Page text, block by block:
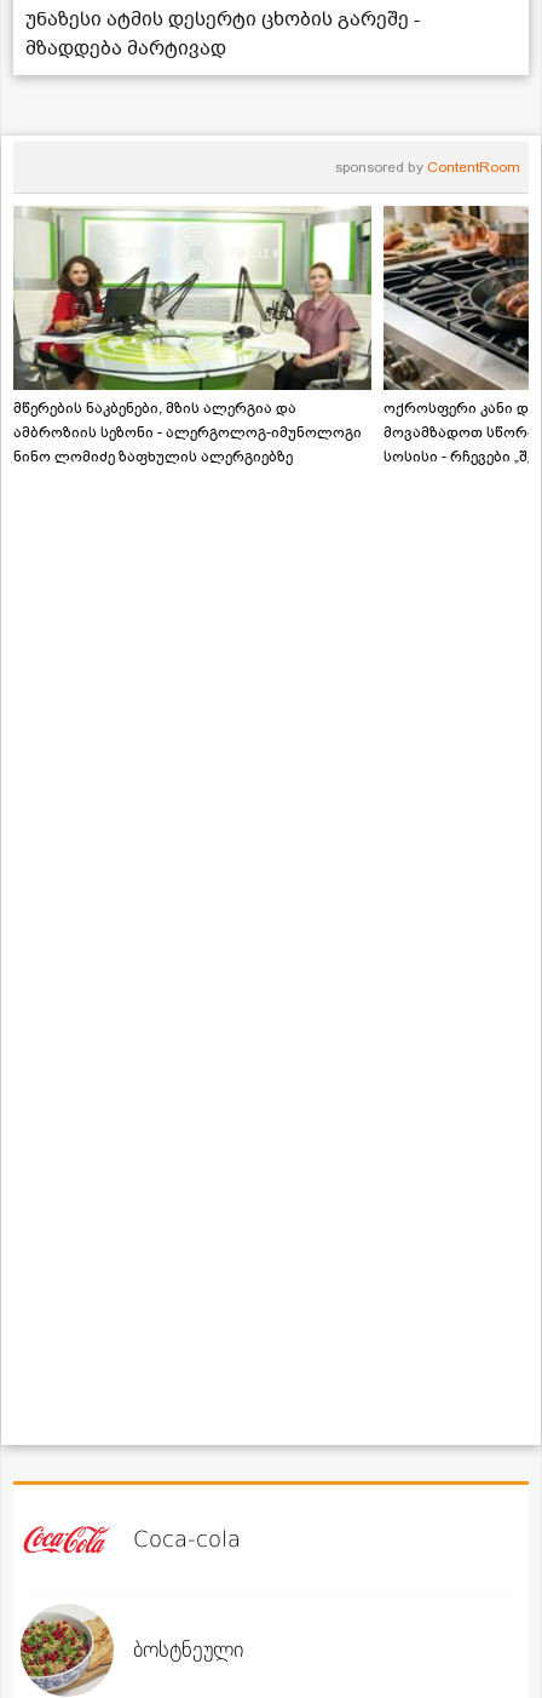
უნაზესი ატმის დესერტი ცხობის გარეშე -
მზადდება მარტივად
sponsored by ContentRoom
მწერების ნაკბენები, მზის ალერგია და
ამბროზიის სეზონი - ალერგოლოგ-იმუნოლოგი
ნინო ლომიძე ზაფხულის ალერგიებზე
ოქროსფერი კანი და
მოვამზადოთ
სოსისი - რჩევები
Coca-cola
ბოსტნეული